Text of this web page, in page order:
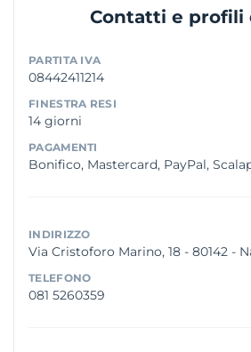
Contatti e profili
PARTITA IVA
08442411214
FINESTRA RESI
14 giorni
PAGAMENTI
Bonifico, Mastercard, PayPal,
INDIRIZZO
Via Cristoforo Marino, 18 - 80142 -
TELEFONO
081 5260359